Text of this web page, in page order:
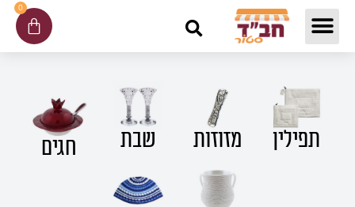
דילוג
0
עגלת
קניות
תפילין מזוזות שבת חגים